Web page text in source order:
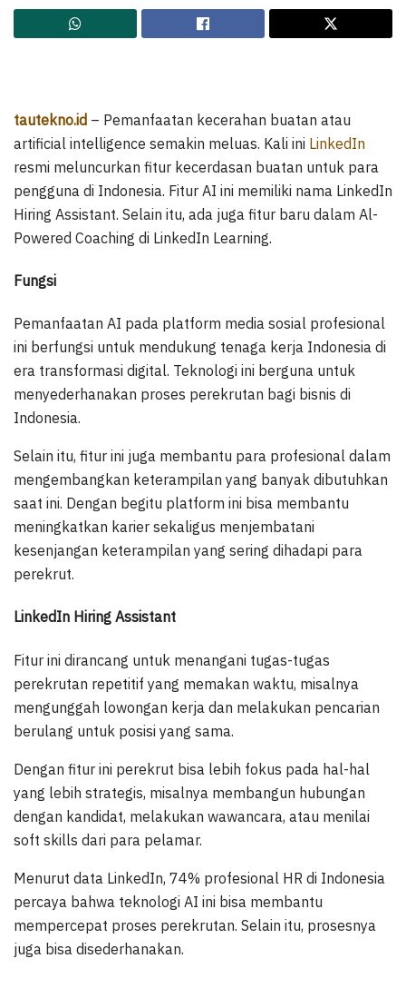
tautekno.id – Pemanfaatan kecerahan buatan atau
artificial intelligence semakin meluas. Kali ini LinkedIn
resmi meluncurkan fitur kecerdasan buatan untuk para
pengguna di Indonesia. Fitur AI ini memiliki nama LinkedIn
Hiring Assistant. Selain itu, ada juga fitur baru dalam Al-
Powered Coaching di LinkedIn Learning.
Fungsi
Pemanfaatan AI pada platform media sosial profesional
ini berfungsi untuk mendukung tenaga kerja Indonesia di
era transformasi digital. Teknologi ini berguna untuk
menyederhanakan proses perekrutan bagi bisnis di
Indonesia.
Selain itu, fitur ini juga membantu para profesional dalam
mengembangkan keterampilan yang banyak dibutuhkan
saat ini. Dengan begitu platform ini bisa membantu
meningkatkan karier sekaligus menjembatani
kesenjangan keterampilan yang sering dihadapi para
perekrut.
LinkedIn Hiring Assistant
Fitur ini dirancang untuk menangani tugas-tugas
perekrutan repetitif yang memakan waktu, misalnya
mengunggah lowongan kerja dan melakukan pencarian
berulang untuk posisi yang sama.
Dengan fitur ini perekrut bisa lebih fokus pada hal-hal
yang lebih strategis, misalnya membangun hubungan
dengan kandidat, melakukan wawancara, atau menilai
soft skills dari para pelamar.
Menurut data LinkedIn, 74% profesional HR di Indonesia
percaya bahwa teknologi AI ini bisa membantu
mempercepat proses perekrutan. Selain itu, prosesnya
juga bisa disederhanakan.